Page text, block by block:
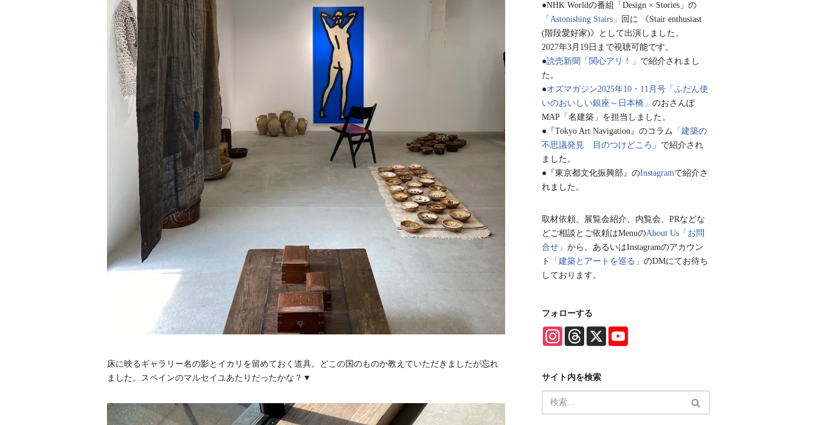
床に映るギャラリー名の影とイカリを留めておく道具。どこの国のものか教えていただきましたが忘れ
ました。スペインのマルセイユあたりだったかな？▼
●NHK Worldの番組「Design × Stories」の
「Astonishing Stairs」
回に 《Stair enthusiast
(階段愛好家)》として出演しました。
2027年3月19日まで視聴可能です。
●読売新聞「関心アリ！」 で紹介されまし
た。
●オズマガジン2025年10・11月号「ふだん使
いのおいしい銀座～日本橋」 のおさんぽ
MAP「名建築」を担当しました。
●『Tokyo Art Navigation』のコラム 「建築の
不思議発見 目のつけどころ」 で紹介され
ました。
●『東京都文化振興部』のInstagramで紹介さ
れました。
取材依頼、展覧会紹介、内覧会、PRなどな
どご相談とご依頼はMenuのAbout Us「お問
合せ」 から。あるいはInstagramのアカウン
ト
「建築とアートを巡る」 のDMにてお待ち
しております。
フォローする
I
g
r
a
m
T
d
s
X
Y
e
サイト内を検索